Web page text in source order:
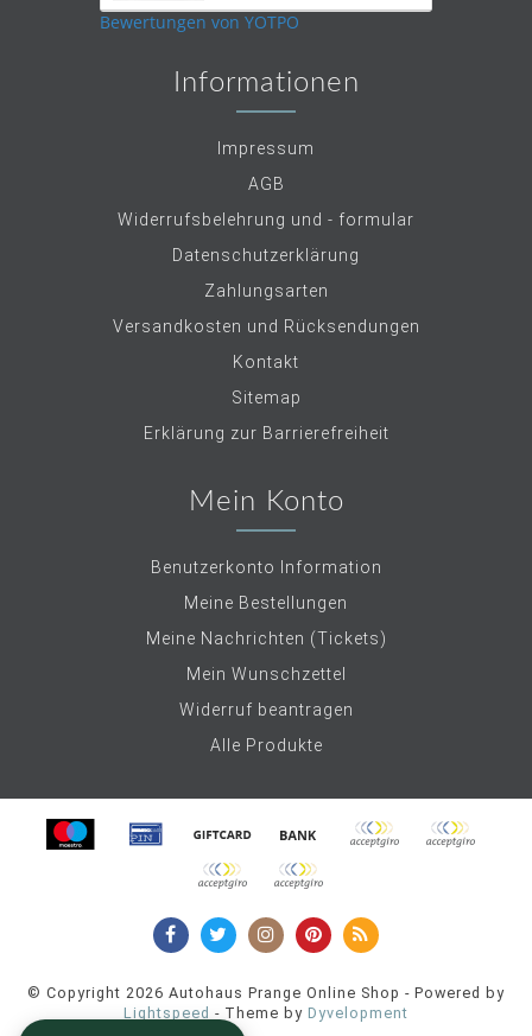
rating
Bewertungen von YOTPO
Informationen
Impressum
AGB
Widerrufsbelehrung und - formular
Datenschutzerklärung
Zahlungsarten
Versandkosten und Rücksendungen
Kontakt
Sitemap
Erklärung zur Barrierefreiheit
Mein Konto
Benutzerkonto Information
Meine Bestellungen
Meine Nachrichten (Tickets)
Mein Wunschzettel
Widerruf beantragen
Alle Produkte
© Copyright 2026 Autohaus Prange Online Shop - Powered by
Lightspeed - Theme by Dyvelopment